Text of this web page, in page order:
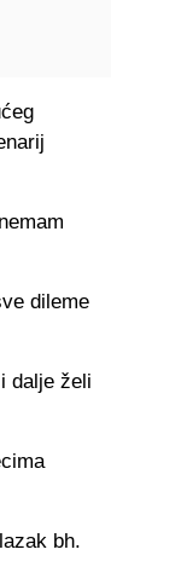
dileme
dalje želi
bh.